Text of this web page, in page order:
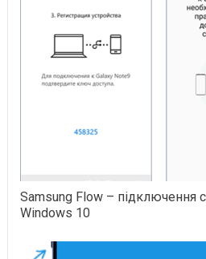
Samsung Flow – підключення
Windows 10